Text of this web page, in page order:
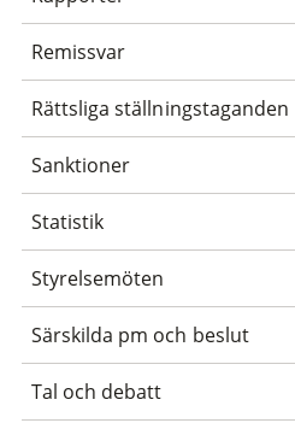
Remissvar
Rättsliga ställningstaganden
Sanktioner
Statistik
Styrelsemöten
Särskilda pm och beslut
Tal och debatt